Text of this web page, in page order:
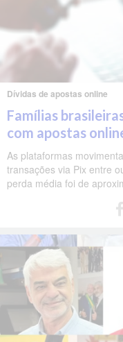
Dívidas de apostas online
Famílias
com apostas
As plataformas
transações via Pix entre
perda média foi de